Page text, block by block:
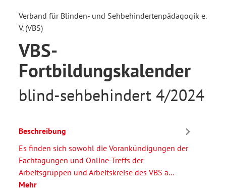
Verband für Blinden- und Sehbehindertenpädagogik e.
V. (VBS)
VBS-
Fortbildungskalender
blind-sehbehindert 4/2024
Beschreibung
Es finden sich sowohl die Vorankündigungen der
Fachtagungen und Online-Treffs der
Arbeitsgruppen und Arbeitskreise des VBS a…
Mehr